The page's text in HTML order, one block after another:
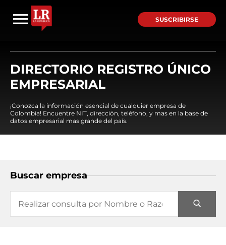
SUSCRIBIRSE
DIRECTORIO REGISTRO ÚNICO
EMPRESARIAL
¡Conozca la información esencial de cualquier empresa de
Colombia! Encuentre NIT, dirección, teléfono, y mas en la base de
datos empresarial mas grande del país.
Buscar empresa